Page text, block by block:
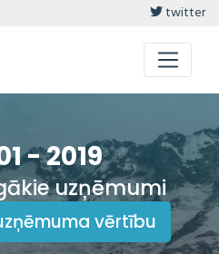
twitter
- 2019
uzņēmumi
vērtību